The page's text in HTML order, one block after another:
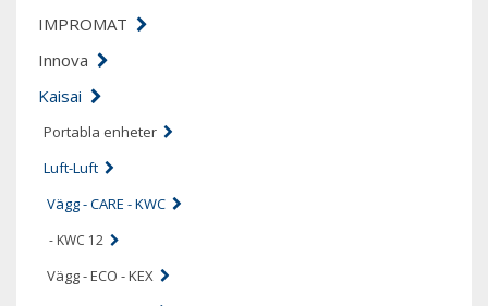
IMPROMAT
Innova
Kaisai
Portabla enheter
Luft-Luft
Vägg - CARE - KWC
- KWC 12
Vägg - ECO - KEX